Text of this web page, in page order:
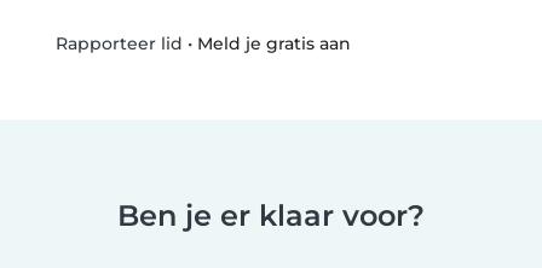
Rapporteer lid • Meld je gratis aan
Ben je er klaar voor?